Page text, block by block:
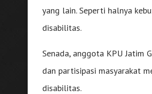
yang lain. Seperti halnya
disabilitas.
Senada, anggota KPU Jatim
dan partisipasi masyarakat
disabilitas.